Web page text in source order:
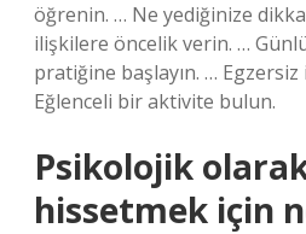
öğrenin. … Ne yediğinize
ilişkilere öncelik verin. …
pratiğine başlayın. … Egzersiz
Eğlenceli bir aktivite bulun.
Psikolojik
hissetmek için